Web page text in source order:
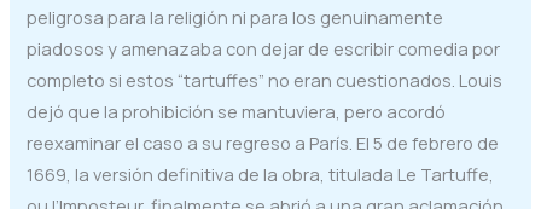
peligrosa para la religión ni para los genuinamente
piadosos y amenazaba con dejar de escribir comedia por
completo si estos “tartuffes” no eran cuestionados. Louis
dejó que la prohibición se mantuviera, pero acordó
reexaminar el caso a su regreso a París. El 5 de febrero de
1669, la versión definitiva de la obra, titulada Le Tartuffe,